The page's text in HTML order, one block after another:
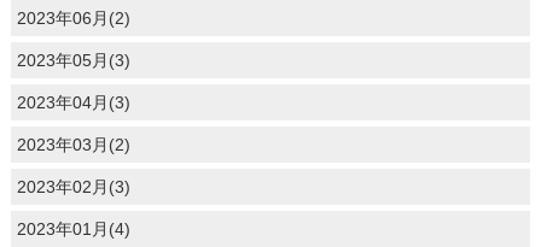
2023年06月(2)
2023年05月(3)
2023年04月(3)
2023年03月(2)
2023年02月(3)
2023年01月(4)